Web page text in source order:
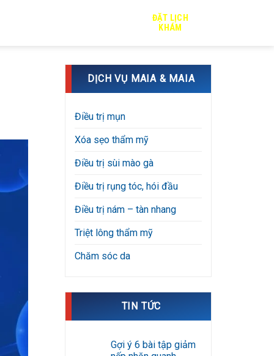
ĐẶT LỊCH
KHÁM
DỊCH VỤ MAIA & MAIA
Điều trị mụn
Xóa sẹo thẩm mỹ
Điều trị sùi mào gà
Điều trị rụng tóc, hói đầu
Điều trị nám – tàn nhang
Triệt lông thẩm mỹ
Chăm sóc da
TIN TỨC
Gợi ý 6 bài tập giảm